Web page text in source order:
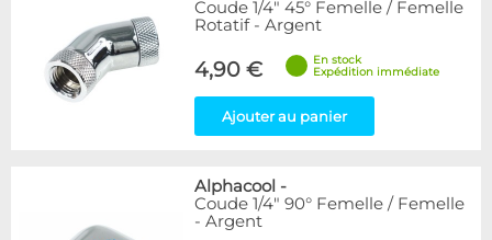
Coude 1/4" 45° Femelle / Femelle
Rotatif - Argent
4,90 €
En stock
Expédition immédiate
Ajouter au panier
Alphacool -
Coude 1/4" 90° Femelle / Femelle
- Argent